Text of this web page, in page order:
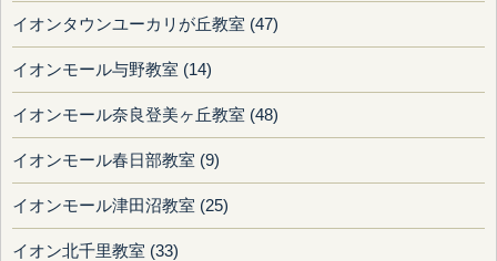
イオンタウンユーカリが丘教室 (47)
イオンモール与野教室 (14)
イオンモール奈良登美ヶ丘教室 (48)
イオンモール春日部教室 (9)
イオンモール津田沼教室 (25)
イオン北千里教室 (33)